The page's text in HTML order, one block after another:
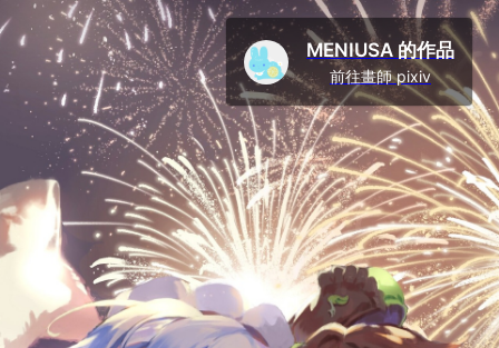
MENIUSA 的作品
前往畫師 pixiv